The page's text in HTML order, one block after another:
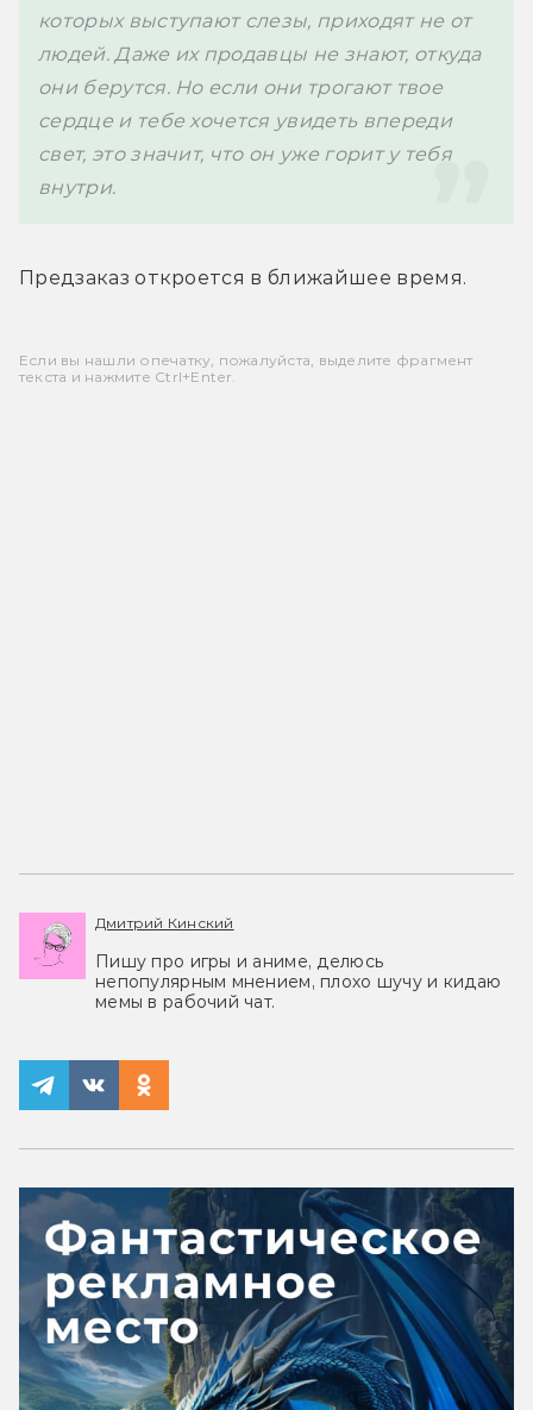
которых выступают слезы, приходят не от
людей. Даже их продавцы не знают, откуда
они берутся. Но если они трогают твое
сердце и тебе хочется увидеть впереди
свет, это значит, что он уже горит у тебя
внутри.
Предзаказ откроется в ближайшее время.
Если вы нашли опечатку, пожалуйста, выделите фрагмент
текста и нажмите Ctrl+Enter.
Дмитрий Кинский
Пишу про игры и аниме, делюсь
непопулярным мнением, плохо шучу и кидаю
мемы в рабочий чат.